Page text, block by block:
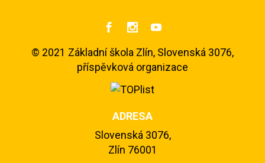
  
© 2021 Základní škola Zlín, Slovenská 3076,
příspěvková organizace
ADRESA
Slovenská 3076,
Zlín 76001